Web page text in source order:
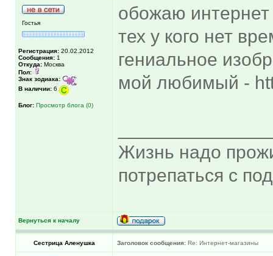
Гостья
Регистрация: 20.02.2012
Сообщения: 1
Откуда: Москва
Пол:
Знак зодиака:
В наличии: 6
Блог: Просмотр блога (0)
обожаю
тех у кого нет
гениальное
мой любимый -
Жизнь надо
потрепаться с
Вернуться к началу
Сестрица Аленушка Заголовок сообщения: Re: Интернет-магазины